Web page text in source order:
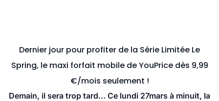
Streaming
Dernier jour pour profiter de la Série Limitée Le
Spring, le maxi forfait mobile de YouPrice dès 9,99
€/mois seulement !
Demain, il sera trop tard… Ce lundi 27mars à minuit, la